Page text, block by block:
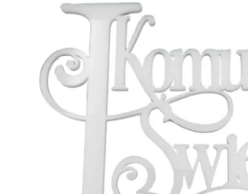
Tematyczne
Wyprzedaż
Ozdoby na tort weselny